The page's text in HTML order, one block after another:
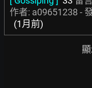
作者: a09651238 -
(1月前)